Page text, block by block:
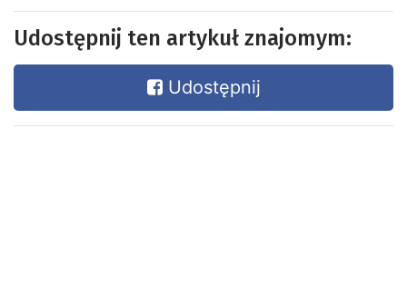
Udostępnij ten artykuł znajomym:
Udostępnij